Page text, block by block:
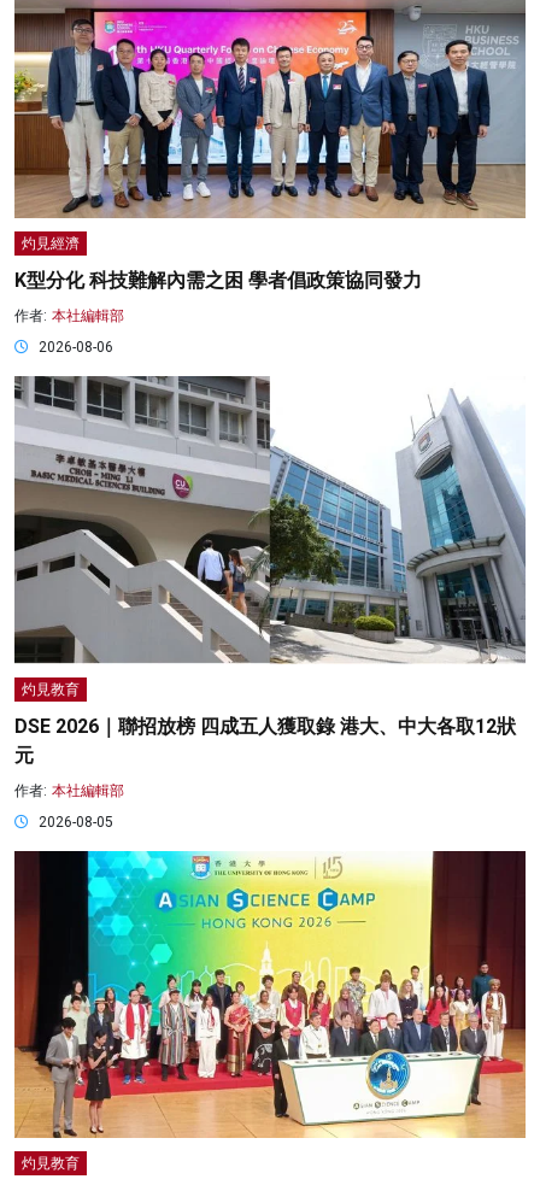
灼見經濟
K型分化 科技難解內需之困 學者倡政策協同發力
作者: 本社編輯部
2026-08-06
灼見教育
DSE 2026｜聯招放榜 四成五人獲取錄 港大、中大各取12狀
元
作者: 本社編輯部
2026-08-05
灼見教育